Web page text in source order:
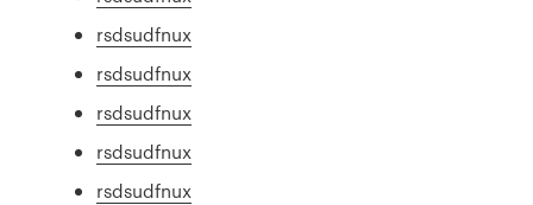
rsdsudfnux
rsdsudfnux
rsdsudfnux
rsdsudfnux
rsdsudfnux